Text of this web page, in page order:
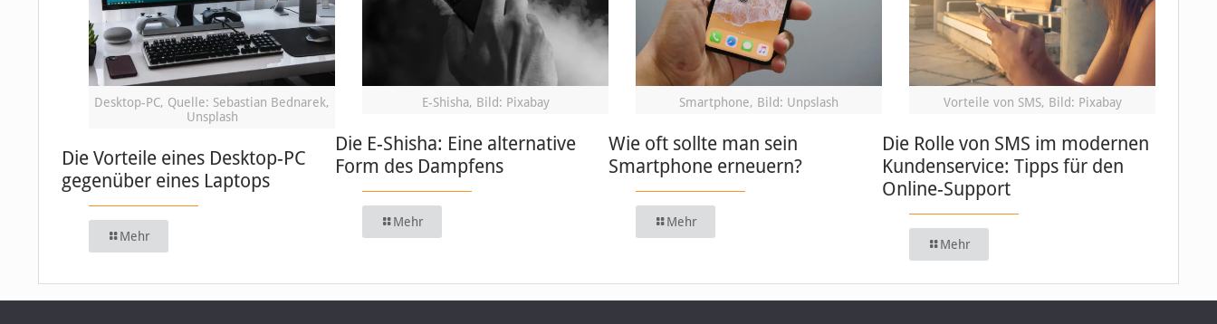
Desktop-PC, Quelle: Sebastian Bednarek,
Unsplash
Die Vorteile eines Desktop-PC
gegenüber eines Laptops
Mehr
E-Shisha, Bild: Pixabay
Die E-Shisha: Eine alternative
Form des Dampfens
Mehr
Smartphone, Bild: Unpslash
Wie oft sollte man sein
Smartphone erneuern?
Mehr
Vorteile von SMS, Bild: Pixabay
Die Rolle von SMS im modernen
Kundenservice: Tipps für den
Online-Support
Mehr